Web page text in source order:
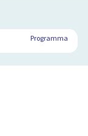
Programma